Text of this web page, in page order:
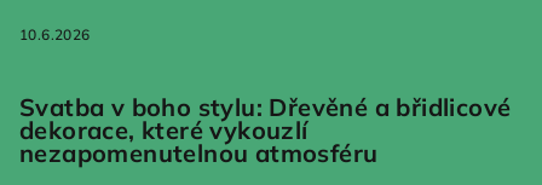
10.6.2026
Svatba v boho stylu: Dřevěné a břidlicové
dekorace, které vykouzlí
nezapomenutelnou atmosféru